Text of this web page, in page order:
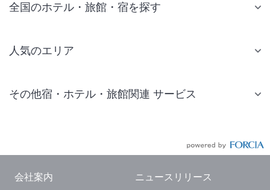
全国のホテル・旅館・宿を探す
人気のエリア
仙台 ホテル
東京ドーム ホテル
その他宿・ホテル・旅館関連 サービス
会社案内 ニュースリリース